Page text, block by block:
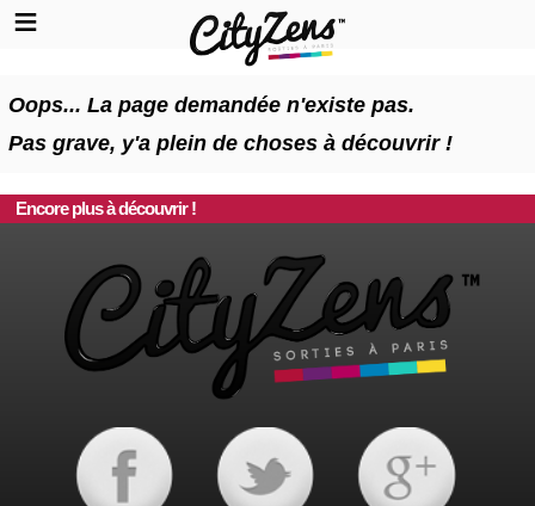
Oops... La page demandée n'existe pas.
Pas grave, y'a plein de choses à découvrir !
Encore plus à découvrir !